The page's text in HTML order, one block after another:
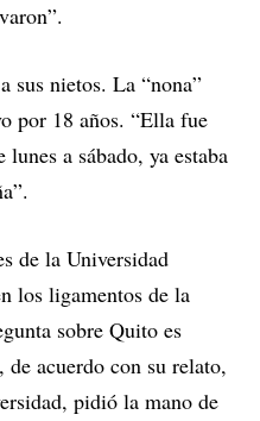
sus nietos. La “nona”
por 18 años. “Ella fue
a sábado, ya estaba
de la Universidad
los ligamentos de la
sobre Quito es
acuerdo con su relato,
pidió la mano de